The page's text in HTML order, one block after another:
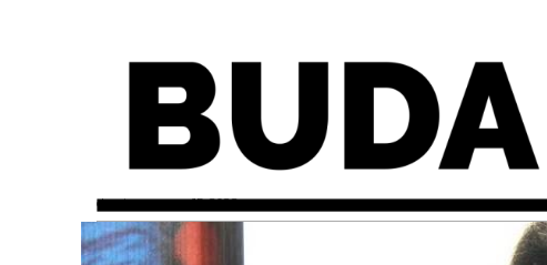
domingo, mayo 15, 2022